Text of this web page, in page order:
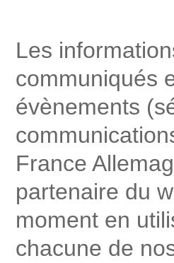
Les
communiqués
évènements
France
partenaire du
moment en
chacune de